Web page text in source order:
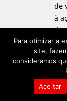
de
à
de
fãs.
Para otimizar a
site,
consideramos
Aceitar